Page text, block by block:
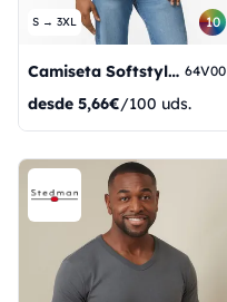
S → 3XL 10
Camiseta Softstyle® para adultos con cuello en V 64V00
desde 5,66€/100 uds.